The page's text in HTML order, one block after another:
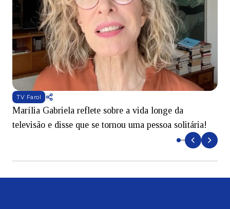
TV Farol
Marília Gabriela reflete sobre a vida longe da
televisão e disse que se tornou uma pessoa solitária!